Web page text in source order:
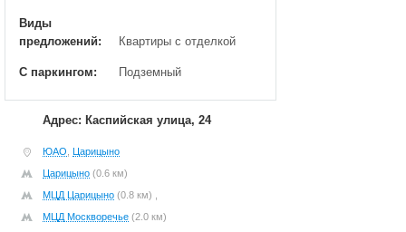
Виды
предложений:
Квартиры с отделкой
С паркингом: Подземный
Адрес: Каспийская улица, 24
ЮАО Царицыно
Царицыно (0.6 км)
МЦД Царицыно (0.8 км) ,
МЦД Москворечье (2.0 км)